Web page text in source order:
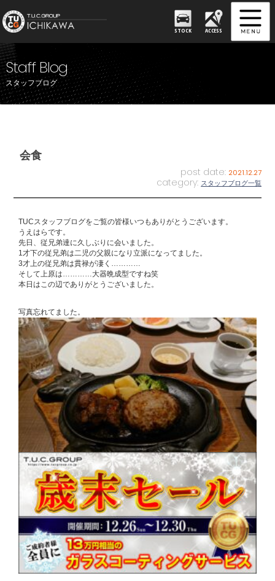
STOCK ACCESS
Staff Blog
スタッフブログ
会食
post date: 2021.12.27
category: スタッフブログ一覧
TUCスタッフブログをご覧の皆様いつもありがとうございます。
うえはらです。
先日、従兄弟達に久しぶりに会いました。
1才下の従兄弟は二児の父親になり立派になってました。
3才上の従兄弟は貫禄が凄く…………
そして上原は…………大器晩成型ですね笑
本日はこの辺でありがとうございました。
写真忘れてました。